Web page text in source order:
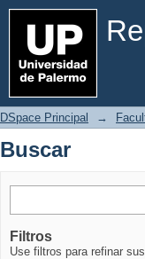
Buscar
DSpace Principal →
Buscar
Filtros
Use filtros para refinar